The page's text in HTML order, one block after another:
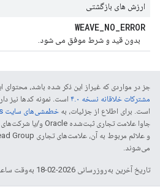
ارزش های بازگشتی
WEAVE_NO_ERROR
بدون قید و شرط موفق می شود.
جز در مواردی که غیراز این ذکر شده باشد،
مشترکات خلاقانه نسخه ۴.۰
است. نمونه کدها نیز
است. برای اطلاع از جزئیات، به خطمشی‌های سایت Google Developers‏
می‌شوند.
تاریخ آخرین به‌روزرسانی 2026-02-18 به‌وقت ساعت هماهنگ جهانی.